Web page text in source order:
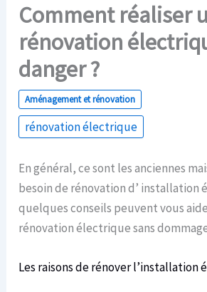
Comment réaliser
rénovation
danger ?
Aménagement et rénovation
rénovation électrique
En général, ce sont les anciennes
besoin de rénovation d’ installation
quelques conseils peuvent vous
rénovation électrique sans
Les raisons de rénover l’installation